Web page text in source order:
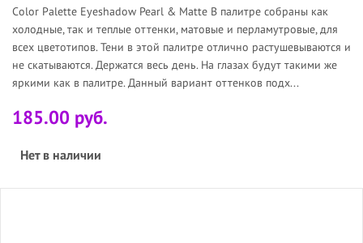
Color Palette Eyeshadow Pearl & Matte В палитре собраны как
холодные, так и теплые оттенки, матовые и перламутровые, для
всех цветотипов. Тени в этой палитре отлично растушевываются и
не скатываются. Держатся весь день. На глазах будут такими же
яркими как в палитре. Данный вариант оттенков подх...
185.00 руб.
Нет в наличии